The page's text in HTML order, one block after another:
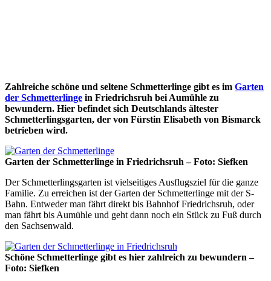
Zahlreiche schöne und seltene Schmetterlinge gibt es im Garten
der Schmetterlinge in Friedrichsruh bei Aumühle zu
bewundern. Hier befindet sich Deutschlands ältester
Schmetterlingsgarten, der von Fürstin Elisabeth von Bismarck
betrieben wird.
Garten der Schmetterlinge in Friedrichsruh – Foto: Siefken
Der Schmetterlingsgarten ist vielseitiges Ausflugsziel für die ganze
Familie. Zu erreichen ist der Garten der Schmetterlinge mit der S-
Bahn. Entweder man fährt direkt bis Bahnhof Friedrichsruh, oder
man fährt bis Aumühle und geht dann noch ein Stück zu Fuß durch
den Sachsenwald.
Schöne Schmetterlinge gibt es hier zahlreich zu bewundern –
Foto: Siefken